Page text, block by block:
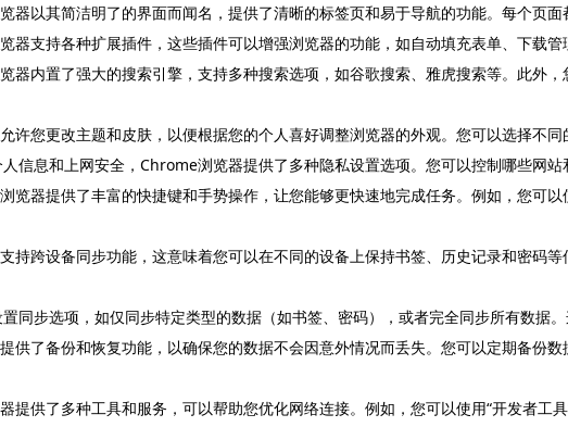
器以其简洁明了的界面而闻名，提供了清晰的标签页和易于导航的功能。每个页面
器支持各种扩展插件，这些插件可以增强浏览器的功能，如自动填充表单、下载
器内置了强大的搜索引擎，支持多种搜索选项，如谷歌搜索、雅虎搜索等。此外，
许您更改主题和皮肤，以便根据您的个人喜好调整浏览器的外观。您可以选择不
信息和上网安全，Chrome浏览器提供了多种隐私设置选项。您可以控制哪些网
览器提供了丰富的快捷键和手势操作，让您能够更快速地完成任务。例如，您可
持跨设备同步功能，这意味着您可以在不同的设备上保持书签、历史记录和密码
同步选项，如仅同步特定类型的数据（如书签、密码），或者完全同步所有数据
供了备份和恢复功能，以确保您的数据不会因意外情况而丢失。您可以定期备份数
提供了多种工具和服务，可以帮助您优化网络连接。例如，您可以使用“开发者工